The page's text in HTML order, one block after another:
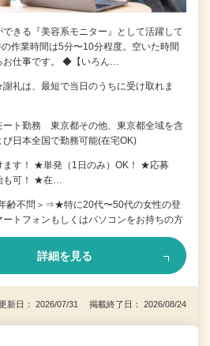
できる『美容系モニター』として活躍して
作業時間は5分〜10分程度。空いた時間
お仕事です。 ◆【いろん…
礼は、最短で当日のうちに受け取れま
ト勤務 東京都その他、東京都全域を含
日本全国で勤務可能(在宅OK)
ます！ ★単発（1日のみ）OK！ ★応募
も可！ ★在…
齢不問＞⇒★特に20代〜50代の女性の登
フォンもしくはパソコンをお持ちの方
詳細を見る
新日： 2026/07/31 掲載終了日： 2026/08/24